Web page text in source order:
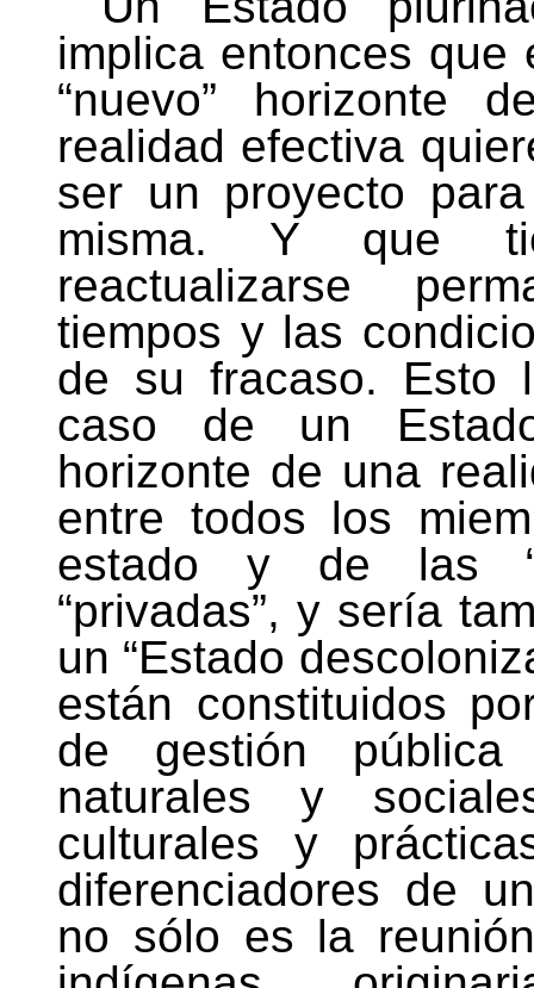
implica entonces que
“nuevo” horizonte
realidad efectiva
ser un proyecto
misma. Y que
reactualizarse
tiempos y las
de su fracaso. Esto
caso de un
horizonte de una
entre todos los
estado y de las
“privadas”, y sería
un “Estado
están constituidos
de gestión
naturales y
culturales y
diferenciadores de
no sólo es la